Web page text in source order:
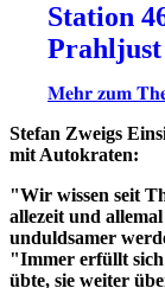
Station
𝐌𝐞𝐡𝐫 𝐳𝐮𝐦
Stefan Zweigs
mit Autokraten:
"Wir wissen seit
allezeit und
unduldsamer
"Immer erfüllt sich
übte, sie weiter